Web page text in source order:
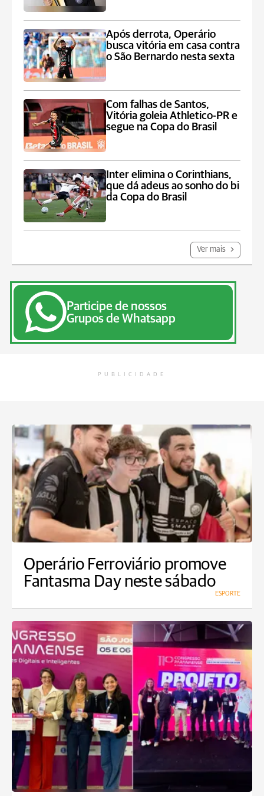
Após derrota, Operário
busca vitória em casa contra
o São Bernardo nesta sexta
Com falhas de Santos,
Vitória goleia Athletico-PR e
segue na Copa do Brasil
Inter elimina o Corinthians,
que dá adeus ao sonho do bi
da Copa do Brasil
Ver mais
Participe de nossos
Grupos de Whatsapp
PUBLICIDADE
Operário Ferroviário promove
Fantasma Day neste sábado
ESPORTE